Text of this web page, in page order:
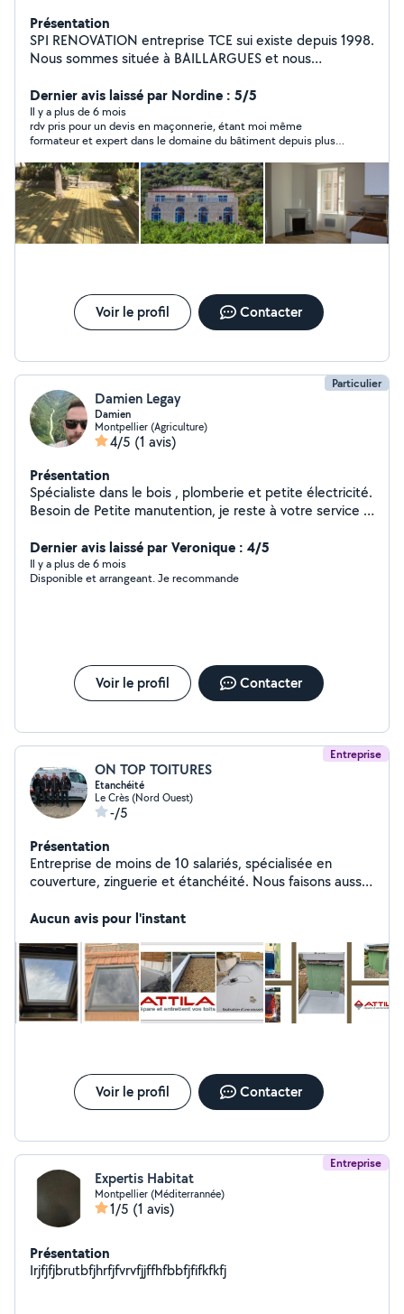
Présentation
SPI RENOVATION entreprise TCE sui existe depuis 1998.
Nous sommes située à BAILLARGUES et nous
principalement de la rénovation, extension et
construction. Notre entreprise est l'assurance à nos
clients d'avoir une prestation clé-en-main et un
interlocuteur unique maîtrisant et coordonnant
l'intégralité du projet. Notre rôle est aussi de vous
conseiller précisément en prenant connaissance des
lieux et surfaces pour préparer vos projets ou projets
futurs. Nous mettons tout en œuvre pour satisfaire
notre clientèle, nous utilisons tout notre savoir-faire et
d'expérience ainsi que nos conseils avisés afin de vous
proposer un travail de qualité et correspondant à vos
attentes. Dans le respect des délais et mettons un
Dernier avis laissé par Nordine : 5/5
Il y a plus de 6 mois
rdv pris pour un devis en maçonnerie, étant moi même
formateur et expert dans le domaine du bâtiment depuis plus
les règles techniques de la construction
Voir le profil Contacter
Particulier
Damien Legay
Damien
Montpellier (Agriculture)
4/5 (1 avis)
Présentation
Spécialiste dans le bois , plomberie et petite électricité.
Besoin de Petite manutention, je reste à votre service .
chercher les matériaux
Dernier avis laissé par Veronique : 4/5
Il y a plus de 6 mois
Disponible et arrangeant. Je recommande
Voir le profil Contacter
Entreprise
ON TOP TOITURES
Etanchéité
Le Crès (Nord Ouest)
-/5
Présentation
Entreprise de moins de 10 salariés, spécialisée en
couverture, zinguerie et étanchéité. Nous faisons aussi
Réactivité, pas de sous-traitance, personnel formé en
Aucun avis pour l'instant
Voir le profil Contacter
Entreprise
Expertis Habitat
Montpellier (Méditerrannée)
1/5 (1 avis)
Présentation
Irjfjfjbrutbfjhrfjfvrvfjjffhfbbfjfifkfkfj